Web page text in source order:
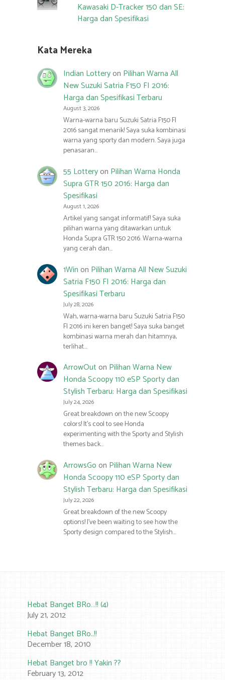
Kawasaki D-Tracker 150 dan SE:
Harga dan Spesifikasi
Kata Mereka
Indian Lotteryon Pilihan Warna All
New Suzuki Satria F150 FI 2016:
Harga dan Spesifikasi Terbaru
August 3, 2026
Warna-warna baru Suzuki Satria F150 FI
2016 sangat menarik! Saya suka kombinasi
warna yang sporty dan modern. Saya juga
penasaran…
55 Lotteryon Pilihan Warna Honda
Supra GTR 150 2016: Harga dan
Spesifikasi
August 1, 2026
Artikel yang sangat informatif! Saya suka
pilihan warna yang ditawarkan untuk
Honda Supra GTR 150 2016. Warna-warna
yang cerah dan…
1Winon Pilihan Warna All New Suzuki
Satria F150 FI 2016: Harga dan
Spesifikasi Terbaru
July 28, 2026
Wah, warna-warna baru Suzuki Satria F150
FI 2016 ini keren banget! Saya suka banget
kombinasi warna merah dan hitamnya,
terlihat…
ArrowOuton Pilihan Warna New
Honda Scoopy 110 eSP Sporty dan
Stylish Terbaru: Harga dan Spesifikasi
July 24, 2026
Great breakdown on the new Scoopy
colors! It’s cool to see Honda
experimenting with the Sporty and Stylish
themes back…
ArrowsGoon Pilihan Warna New
Honda Scoopy 110 eSP Sporty dan
Stylish Terbaru: Harga dan Spesifikasi
July 22, 2026
Great breakdown of the new Scoopy
options! I’ve been waiting to see how the
Sporty design compared to the Stylish…
Hebat Banget BRo…!! (4)
July 21, 2012
Hebat Banget BRo..!!
December 18, 2010
Hebat Banget bro !! Yakin ??
February 13, 2012